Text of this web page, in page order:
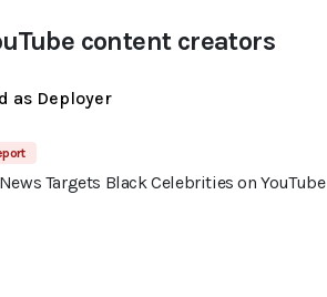
content creators
as Deployer
Targets Black Celebrities on YouTube